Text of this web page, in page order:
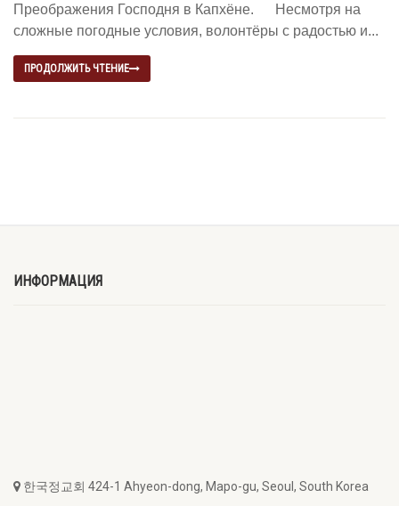
Преображения Господня в Капхёне. Несмотря на
сложные погодные условия, волонтёры с радостью и...
ПРОДОЛЖИТЬ ЧТЕНИЕ
ИНФОРМАЦИЯ
한국정교회 424-1 Ahyeon-dong, Mapo-gu, Seoul, South Korea